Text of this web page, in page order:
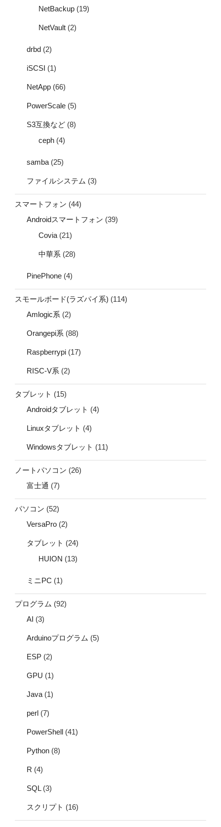
NetBackup (19)
NetVault (2)
drbd (2)
iSCSI (1)
NetApp (66)
PowerScale (5)
S3互換など (8)
ceph (4)
samba (25)
ファイルシステム (3)
スマートフォン (44)
Androidスマートフォン (39)
Covia (21)
中華系 (28)
PinePhone (4)
スモールボード(ラズパイ系) (114)
Amlogic系 (2)
Orangepi系 (88)
Raspberrypi (17)
RISC-V系 (2)
タブレット (15)
Androidタブレット (4)
Linuxタブレット (4)
Windowsタブレット (11)
ノートパソコン (26)
富士通 (7)
パソコン (52)
VersaPro (2)
タブレット (24)
HUION (13)
ミニPC (1)
プログラム (92)
AI (3)
Arduinoプログラム (5)
ESP (2)
GPU (1)
Java (1)
perl (7)
PowerShell (41)
Python (8)
R (4)
SQL(3)
スクリプト (16)